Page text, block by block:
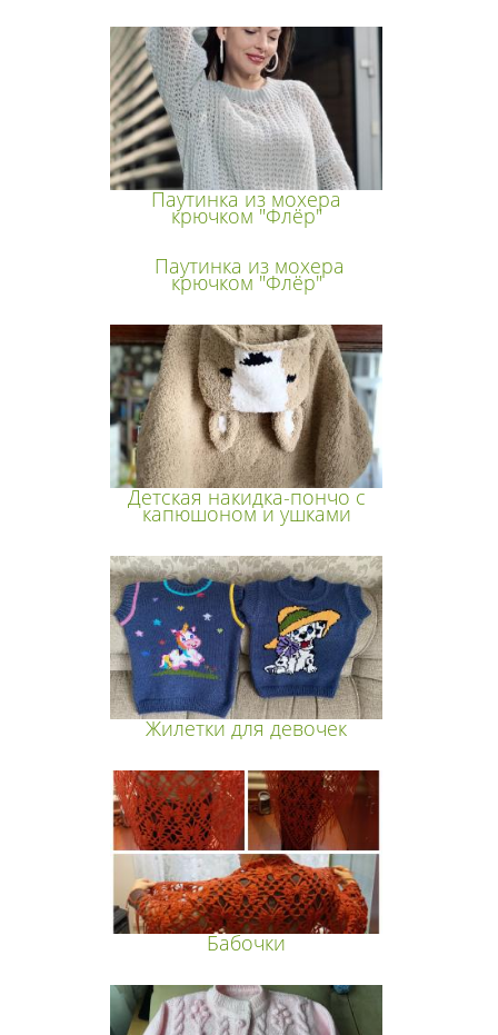
Паутинка из мохера
крючком "Флёр"
Паутинка из мохера
крючком "Флёр"
Детская накидка-пончо с
капюшоном и ушками
Жилетки для девочек
Бабочки